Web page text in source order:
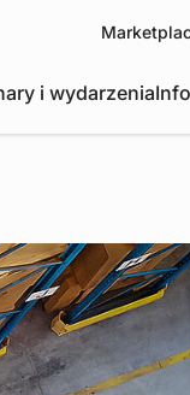
i wydarzenia